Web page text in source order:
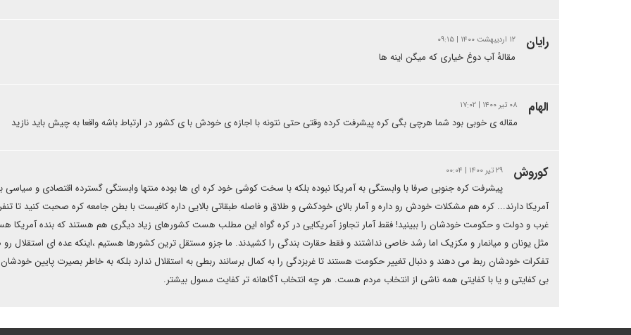
رایان ۱۲ اردیبهشت ۱۴۰۰ | ۰۹:۱۵
مقالهٔ آب دوغ خیاری که میگن اینه ها
الهام ۰۸ تیر ۱۴۰۰ | ۱۷:۰۲
مقاله ی خوبی بود شما هرچی بگی کره پیشرفت کرده وقتی حتی نتونه با اجازه ی خودش با ی کشور در ارتباط باشه واقعا به چیش باید نازید
کوروش ۲۹ تیر ۱۴۰۰ | ۰۰:۰۴
پیشرفت کره جنوبی صرفا با وابستگی به آمریکا نبوده بلکه با سخت کوشی خود کره ای ها بوده منتها وابستگی گسترده اقتصادی و سیاسی
آمریکا دارند... کره هم مشکلات خودش رو داره و آمار بالای خودکشی و طلاق و فاصله طبقاتی بالایی داره کافیست با بطن جامعه کره صحبت کنید تا
غرب و دولت و حکومت خودشان را ببینید! فقط آمار تجاوز آمریکایی در کره گواه این مطلب هست کشورهای زیاد دیگری هم هستند که بنده آمریکا
مثل یونان و میانمار و مکزیک اما رشد خاصی نداشتند و فقط حقارت بندگی را کشیدند. ما جزو مستقل ترین کشورها هستیم ،اینکه عده ای استقلال رو
تفکرات خودشان ربط می دهند و دنبال تغییر حکومت هستند تا غربزدگی را به کمال برسانند ربطی به استقلال ندارد بلکه به خاطر بصیرت پایین
بی کفایتی و یا با کفایتی همه ناشی از انتخاب مردم هست. هر چه انتخاب آگاهانه تر کفایت مسول بیشتر.